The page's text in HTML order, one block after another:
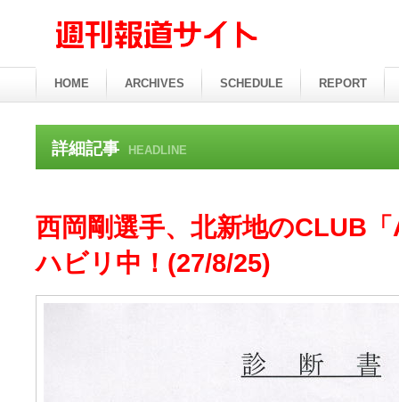
詳細記事 HEADLINE
西岡剛選手、北新地のCLUB
ハビリ中！(27/8/25)
HOME ARCHIVES SCHEDULE REPORT